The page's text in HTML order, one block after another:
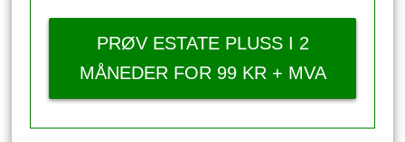
PRØV ESTATE PLUSS I 2
MÅNEDER FOR 99 KR + MVA